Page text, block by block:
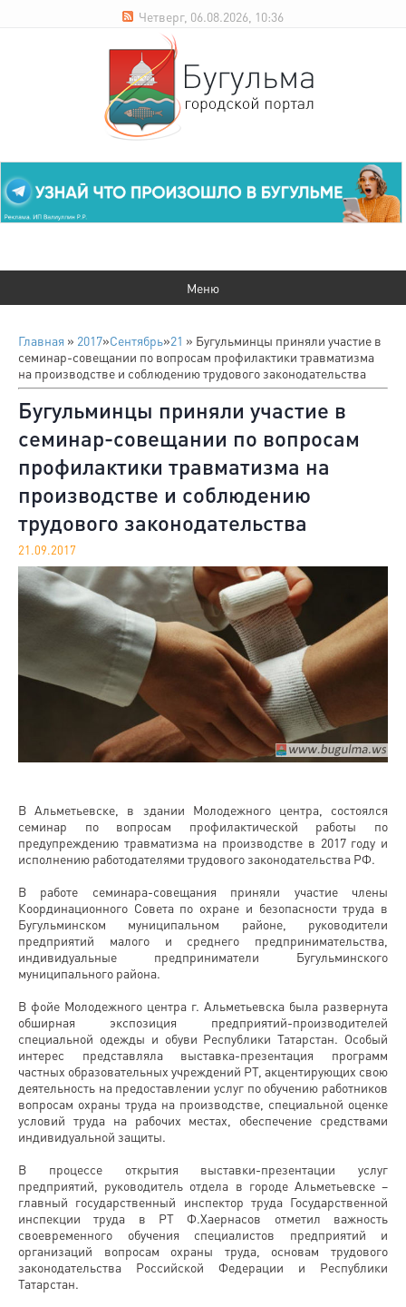
Четверг, 06.08.2026, 10:36
Главная » 2017»Сентябрь»21 » Бугульминцы приняли участие в
семинар-совещании по вопросам профилактики травматизма
на производстве и соблюдению трудового законодательства
Бугульминцы приняли участие в
семинар-совещании по вопросам
профилактики травматизма на
производстве и соблюдению
трудового законодательства
21.09.2017
В Альметьевске, в здании Молодежного центра, состоялся
семинар по вопросам профилактической работы по
предупреждению травматизма на производстве в 2017 году и
исполнению работодателями трудового законодательства РФ.
В работе семинара-совещания приняли участие члены
Координационного Совета по охране и безопасности труда в
Бугульминском муниципальном районе, руководители
предприятий малого и среднего предпринимательства,
индивидуальные предприниматели Бугульминского
муниципального района.
В фойе Молодежного центра г. Альметьевска была развернута
обширная экспозиция предприятий-производителей
специальной одежды и обуви Республики Татарстан. Особый
интерес представляла выставка-презентация программ
частных образовательных учреждений РТ, акцентирующих свою
деятельность на предоставлении услуг по обучению работников
вопросам охраны труда на производстве, специальной оценке
условий труда на рабочих местах, обеспечение средствами
индивидуальной защиты.
В процессе открытия выставки-презентации услуг
предприятий, руководитель отдела в городе Альметьевске –
главный государственный инспектор труда Государственной
инспекции труда в РТ Ф.Хаернасов отметил важность
своевременного обучения специалистов предприятий и
организаций вопросам охраны труда, основам трудового
законодательства Российской Федерации и Республики
Татарстан.